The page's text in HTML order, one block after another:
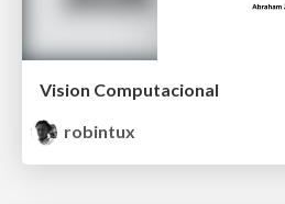
Vision Computacional
robintux